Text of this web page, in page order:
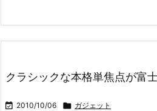
クラシックな本格単焦点が富
 2010/10/06  ガジェット